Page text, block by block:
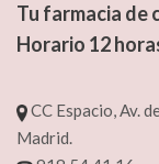
Tu farmacia de
Horario 12
CC Espacio, Av.
Madrid.